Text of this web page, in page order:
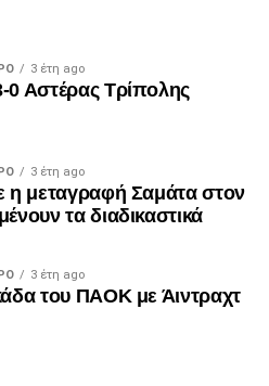
3 έτη ago
Αστέρας Τρίπολης
3 έτη ago
η μεταγραφή Σαμάτα στον
τα διαδικαστικά
3 έτη ago
του ΠΑΟΚ με Άιντραχτ